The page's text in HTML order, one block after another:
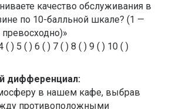
качество обслуживания в
по 10-балльной шкале? (1 —
( ) 5 ( ) 6 ( ) 7 ( ) 8 ( ) 9 ( ) 10 ( )
дифференциал:
в нашем кафе, выбрав
противоположными